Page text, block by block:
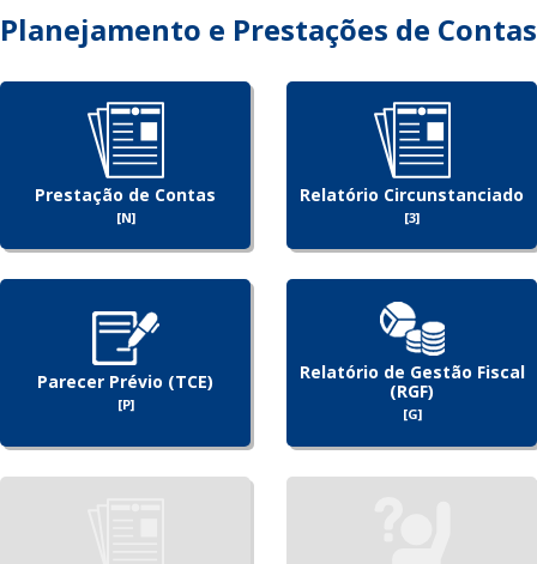
Planejamento e Prestações de Contas
Prestação de Contas
[N]
Relatório Circunstanciado
[3]
Parecer Prévio (TCE)
[P]
Relatório de Gestão Fiscal
(RGF)
[G]